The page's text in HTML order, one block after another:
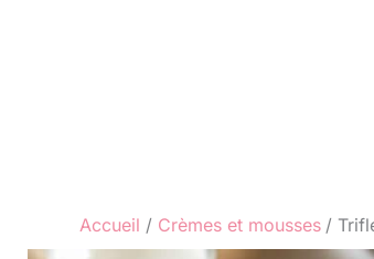
Accueil Crèmes et mousses